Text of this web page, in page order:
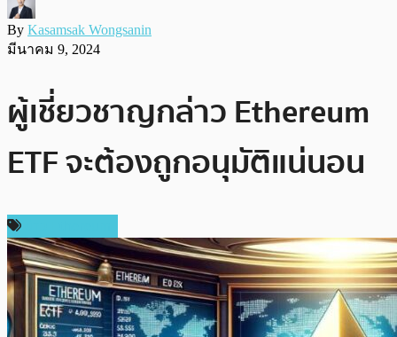
By Kasamsak Wongsanin
มีนาคม 9, 2024
ผู้เชี่ยวชาญกล่าว Ethereum
ETF จะต้องถูกอนุมัติแน่นอน